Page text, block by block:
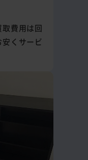
費用は回
くサービ